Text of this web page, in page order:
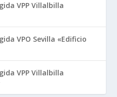
VPP Villalbilla
VPO Sevilla «Edificio
VPP Villalbilla